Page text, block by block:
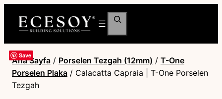
Ara
Save
Ana Sayfa / Porselen Tezgah (12mm) / T-One
Porselen Plaka / Calacatta Capraia | T-One Porselen
Tezgah